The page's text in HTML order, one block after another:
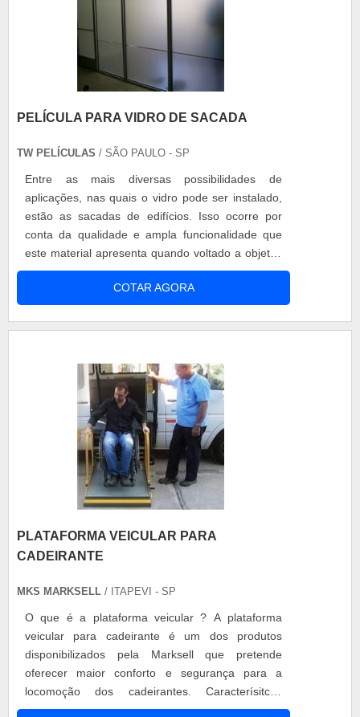
PELÍCULA PARA VIDRO DE SACADA
TW PELÍCULAS / SÃO PAULO - SP
Entre as mais diversas possibilidades de
aplicações, nas quais o vidro pode ser instalado,
estão as sacadas de edifícios. Isso ocorre por
conta da qualidade e ampla funcionalidade que
este material apresenta quando voltado a objetos
de segurança. Sabe-se que, independentemente
do andar, é extremamente necessária a
instalação de objetos que garantam a segurança
COTAR AGORA
PLATAFORMA VEICULAR PARA
CADEIRANTE
MKS MARKSELL / ITAPEVI - SP
O que é a plataforma veicular ? A plataforma
veicular para cadeirante é um dos produtos
disponibilizados pela Marksell que pretende
oferecer maior conforto e segurança para a
locomoção dos cadeirantes. Caracterísitcas
Construída em metal altamente resistente,